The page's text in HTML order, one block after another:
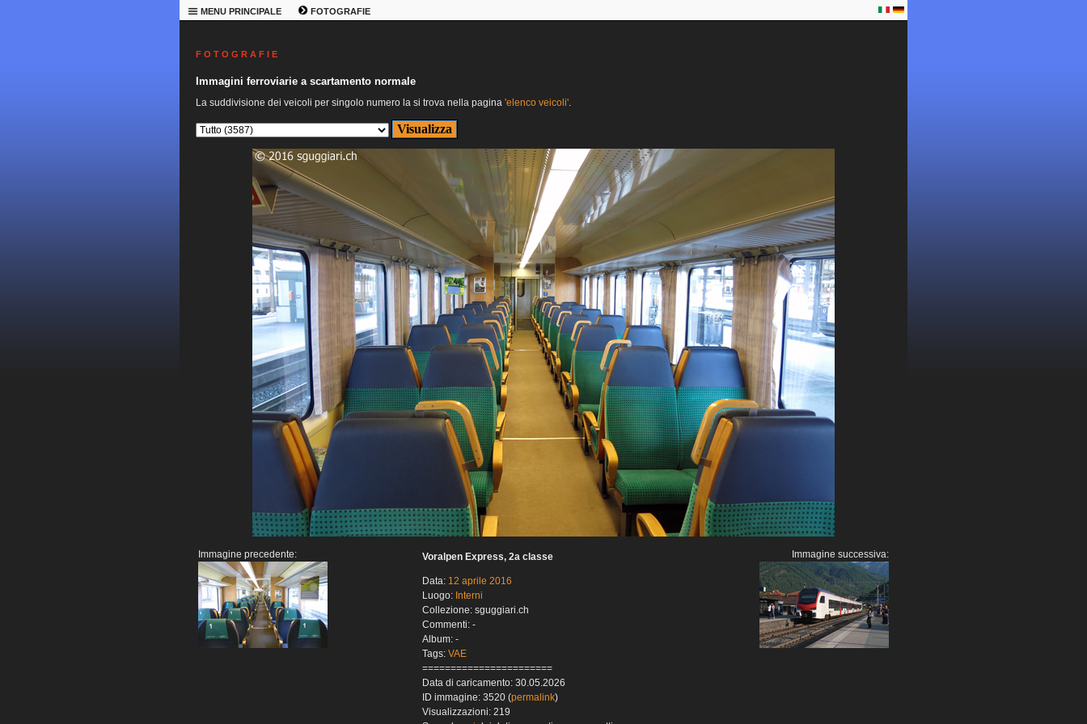
MENU PRINCIPALE FOTOGRAFIE
F O T O G R A F I E
Immagini ferroviarie a scartamento normale
La suddivisione dei veicoli per singolo numero la si trova nella pagina 'elenco veicoli'.
Immagine precedente: Voralpen Express, 2a classe
Data: 12 aprile 2016
Luogo: Interni
Collezione: sguggiari.ch
Commenti: -
Album: -
Tags: VAE
=======================
Data di caricamento: 30.05.2026
ID immagine: 3520 (permalink)
Visualizzazioni: 219
Immagine successiva: